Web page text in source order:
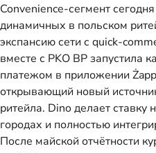
Convenience-сегмент
динамичных в польском
экспансию сети с quick-
вместе с PKO BP запустила
платежом в приложении
открывающий новый
ритейла. Dino делает
городах и полностью
После майской отчётности